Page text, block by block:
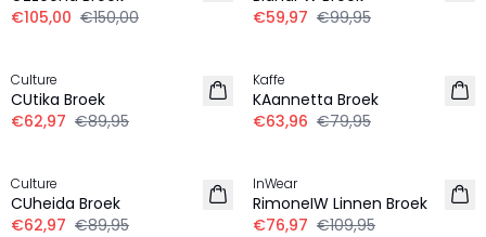
€105,00 €150,00
€59,97 €99,95
LINNEN
Culture
CUtika Broek
€62,97 €89,95
LINNEN
Kaffe
KAannetta Broek
€63,96 €79,95
LINNEN
Culture
CUheida Broek
€62,97 €89,95
LINNEN
InWear
RimoneIW Linnen Broek
€76,97 €109,95